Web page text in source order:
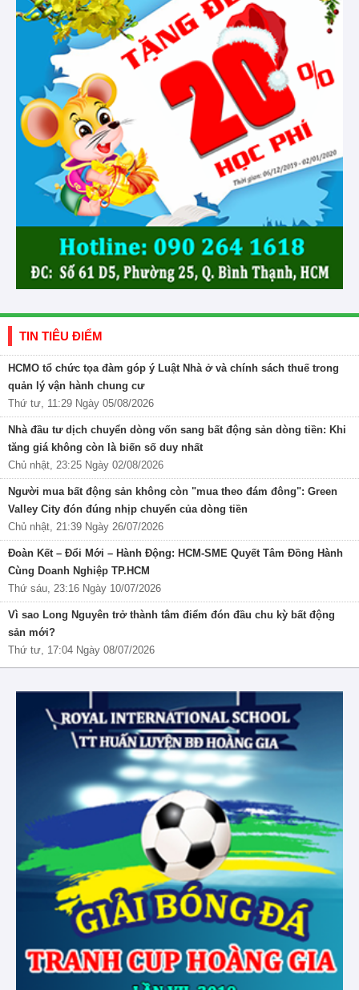
TIN TIÊU ĐIỂM
HCMO tổ chức tọa đàm góp ý Luật Nhà ở và chính sách thuế trong
quản lý vận hành chung cư
Thứ tư, 11:29 Ngày 05/08/2026
Nhà đầu tư dịch chuyển dòng vốn sang bất động sản dòng tiền: Khi
tăng giá không còn là biến số duy nhất
Chủ nhật, 23:25 Ngày 02/08/2026
Người mua bất động sản không còn "mua theo đám đông": Green
Valley City đón đúng nhịp chuyển của dòng tiền
Chủ nhật, 21:39 Ngày 26/07/2026
Đoàn Kết – Đổi Mới – Hành Động: HCM-SME Quyết Tâm Đồng Hành
Cùng Doanh Nghiệp TP.HCM
Thứ sáu, 23:16 Ngày 10/07/2026
Vì sao Long Nguyên trở thành tâm điểm đón đầu chu kỳ bất động
sản mới?
Thứ tư, 17:04 Ngày 08/07/2026